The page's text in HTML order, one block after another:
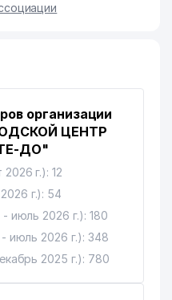
организации
ЦЕНТР
ДО"
г.): 12
г.): 54
июль 2026 г.): 180
июль 2026 г.): 348
2025 г.): 780